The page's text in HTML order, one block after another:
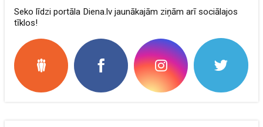
Seko līdzi portāla Diena.lv jaunākajām ziņām arī sociālajos
tīklos!